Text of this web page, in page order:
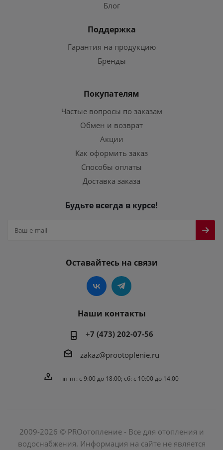
Блог
Поддержка
Гарантия на продукцию
Бренды
Покупателям
Частые вопросы по заказам
Обмен и возврат
Акции
Как оформить заказ
Способы оплаты
Доставка заказа
Будьте всегда в курсе!
Оставайтесь на связи
Наши контакты
+7 (473) 202-07-56
zakaz@prootoplenie.ru
пн-пт: c 9:00 до 18:00; сб: с 10:00 до 14:00
2009-2026 © PROотопление - Все для отопления и
водоснабжения. Информация на сайте не является